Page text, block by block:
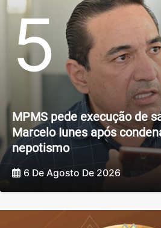
5
MPMS pede execução de
Marcelo Iunes após
nepotismo
6 De Agosto De 2026